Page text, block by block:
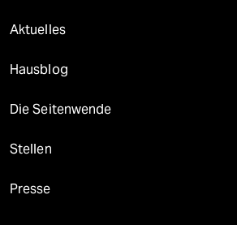
Aktuelles
Hausblog
Die Seitenwende
Stellen
Presse